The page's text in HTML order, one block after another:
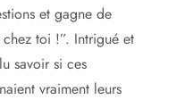
et gagne de
chez toi !”. Intrigué et
savoir si ces
vraiment leurs